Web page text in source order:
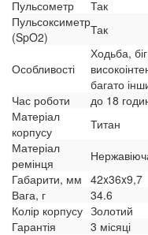
Пульсометр
Так
Пульсоксиметр
(SpO2)
Так
Особливості
Ходьба,
багато
Час роботи
до 18
Матеріал
корпусу
Титан
Матеріал
ремінця
Габарити, мм 42x36x9,7
Вага, г
34.6
Колір корпусу Золотий
Гарантія
3 місяці